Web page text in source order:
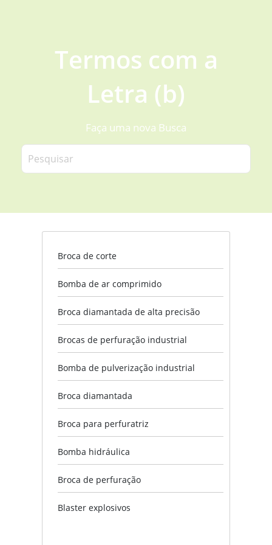
Termos com a
Letra (b)
Faça uma nova Busca
Broca de corte
Bomba de ar comprimido
Broca diamantada de alta precisão
Brocas de perfuração industrial
Bomba de pulverização industrial
Broca diamantada
Broca para perfuratriz
Bomba hidráulica
Broca de perfuração
Blaster explosivos